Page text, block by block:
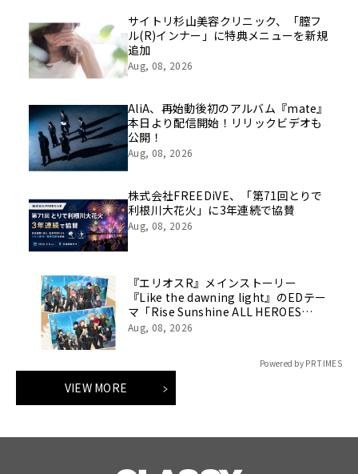
像を公開！
サイトリ杉山美容クリニック、「膣フ
ル(R)インナー」に特典メニューを新規
追加
Aug, 08, 2026
AliA、再始動後初のアルバム『mate』
本日より配信開始！リリックビデオも
公開！
Aug, 08, 2026
株式会社FREEDiVE、「第71回とりで
利根川大花火」に3年連続で協賛
Aug, 08, 2026
『エリオスR』メインストーリー
『Like the dawning light』のEDテー
マ「Rise Sunshine ALL HEROES
Ver.」がフルサイズ配信決定！
Aug, 08, 2026
Powered by PR TIMES
VIEW MORE